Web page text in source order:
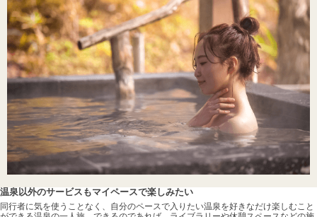
温泉以外のサービスもマイペースで楽しみたい
同行者に気を使うことなく、自分のペースで入りたい温泉を好きなだけ楽しむこと